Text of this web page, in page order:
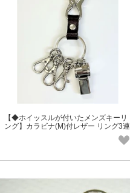
【◆ホイッスルが付いたメンズキーリ
ング】カラビナ(M)付レザー リング3連